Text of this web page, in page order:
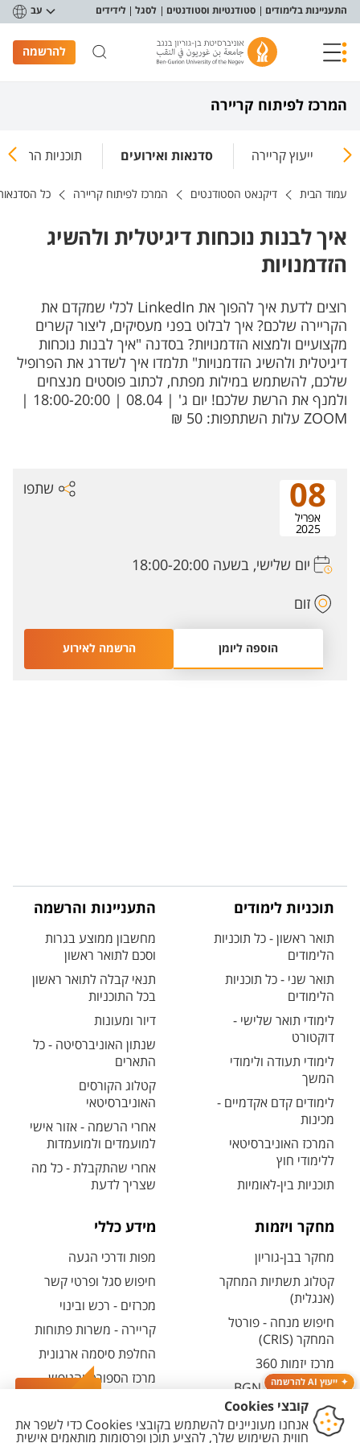
תפריט נגישות
התעניינות בלימודים סטודנטיות וסטודנטים לסגל לידידים עב
להרשמה
המרכז לפיתוח קריירה
ייעוץ קריירה סדנאות ואירועים תוכניות
ייעוץ AI להרשמה
עמוד הבית דיקנאט הסטודנטים המרכז לפיתוח קריירה כל
איך לבנות נוכחות דיגיטלית ולהשיג
הזדמנויות
רוצים לדעת איך להפוך את LinkedIn לכלי שמקדם את
הקריירה שלכם? איך לבלוט בפני מעסיקים, ליצור קשרים
מקצועיים ולמצוא הזדמנויות? בסדנה "איך לבנות נוכחות
דיגיטלית ולהשיג הזדמנויות" תלמדו איך לשדרג את הפרופיל
שלכם, להשתמש במילות מפתח, לכתוב פוסטים מנצחים
ולמנף את הרשת שלכם! יום ג' | 08.04 | 18:00-20:00 |
ZOOM עלות השתתפות: 50 ₪
08
אפריל
2025
יום שלישי, בשעה 18:00-20:00
זום
שתפו
הוספה ליומן הרשמה לאירוע
תוכניות לימודים
תואר ראשון - כל תוכניות
הלימודים
תואר שני - כל תוכניות
הלימודים
לימודי תואר שלישי -
דוקטורט
לימודי תעודה ולימודי
המשך
לימודים קדם אקדמיים -
מכינות
המרכז האוניברסיטאי
ללימודי חוץ
תוכניות בין-לאומיות
התעניינות והרשמה
מחשבון ממוצע בגרות
וסכם לתואר ראשון
תנאי קבלה לתואר ראשון
בכל התוכניות
דיור ומעונות
שנתון האוניברסיטה - כל
התארים
קטלוג הקורסים
האוניברסיטאי
אחרי הרשמה - אזור אישי
למועמדים ולמועמדות
אחרי שהתקבלת - כל מה
שצריך לדעת
מחקר ויזמות
מחקר בבן-גוריון
קטלוג תשתיות המחקר
(אנגלית)
חיפוש מנחה - פורטל
המחקר (CRIS)
מרכז יזמות 360
BGN Technology
Transfer
פארק ההייטק
מידע כללי
מפות ודרכי הגעה
חיפוש סגל ופרטי קשר
מכרזים - רכש ובינוי
קריירה - משרות פתוחות
החלפת סיסמה ארגונית
מרכז הספורט והנופש
חירום